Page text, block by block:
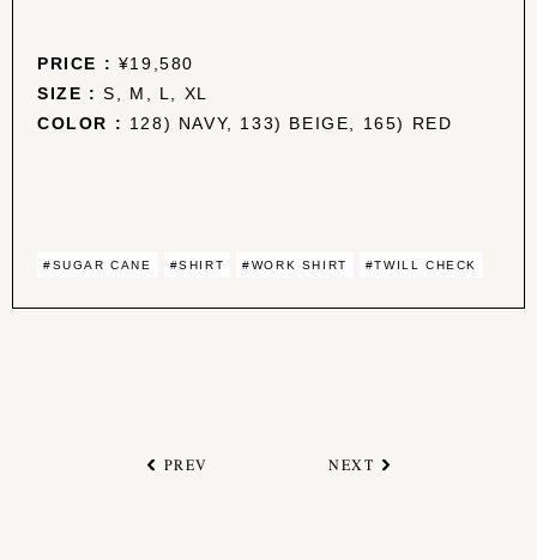
PRICE : ¥19,580
SIZE : S, M, L, XL
COLOR : 128) NAVY, 133) BEIGE, 165) RED
#SUGAR CANE #SHIRT #WORK SHIRT #TWILL CHECK
PREV NEXT